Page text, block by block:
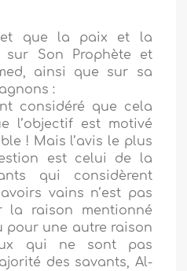
et que la paix et la
sur Son Prophète et
ainsi que sur sa
:
considéré que cela
l’objectif est motivé
! Mais l’avis le plus
est celui de la
qui considèrent
vains n’est pas
la raison mentionné
pour une autre raison
qui ne sont pas
des savants, Al-